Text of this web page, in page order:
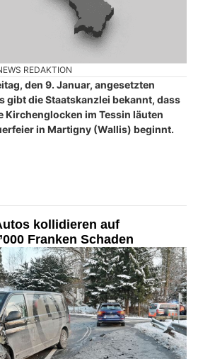
REDAKTION
den 9. Januar, angesetzten
gibt die Staatskanzlei bekannt, dass
Kirchenglocken im Tessin läuten
in Martigny (Wallis) beginnt.
kollidieren auf
Franken Schaden